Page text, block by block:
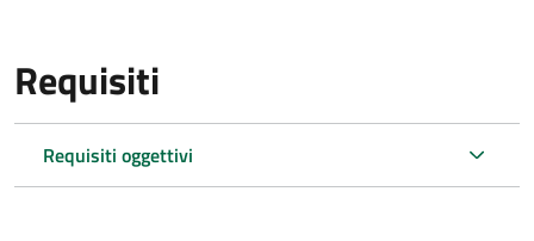
Requisiti
Requisiti oggettivi